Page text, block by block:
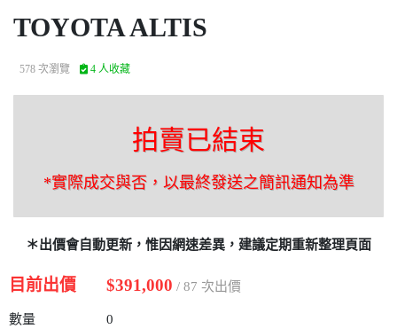
TOYOTA ALTIS
578 次瀏覽 4 人收藏
拍賣已結束
*實際成交與否，以最終發送之簡訊通知為準
＊出價會自動更新，惟因網速差異，建議定期重新整理頁面
目前出價 $391,000 / 87 次出價
數量
0